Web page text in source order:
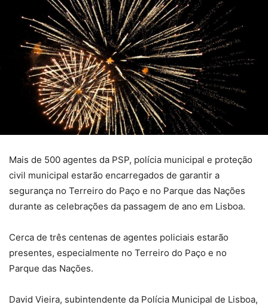
Mais de 500 agentes da PSP, polícia municipal e proteção
civil municipal estarão encarregados de garantir a
segurança no Terreiro do Paço e no Parque das Nações
durante as celebrações da passagem de ano em Lisboa.
Cerca de três centenas de agentes policiais estarão
presentes, especialmente no Terreiro do Paço e no
Parque das Nações.
David Vieira, subintendente da Polícia Municipal de Lisboa,